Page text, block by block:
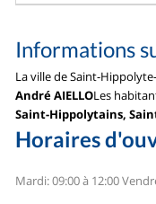
Informations
La ville de Saint-
André AIELLOLes
Saint-Hippolytains,
Horaires
Mardi: 09:00 à 12:00